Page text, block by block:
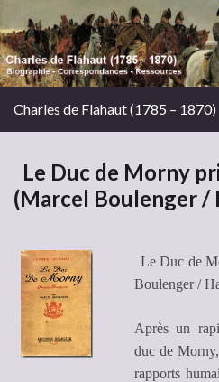
Charles de Flahaut (1785 – 1870)
Le Duc de Morny
(Marcel Boulenger /
Le Duc de
Boulenger /
Après un
duc de
rapports